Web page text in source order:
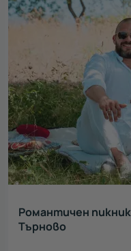
Романтичен
Търново